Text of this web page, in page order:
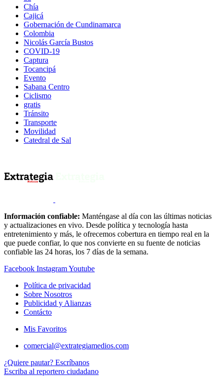
Chía
Cajicá
Gobernación de Cundinamarca
Colombia
Nicolás García Bustos
COVID-19
Captura
Tocancipá
Evento
Sabana Centro
Ciclismo
gratis
Tránsito
Transporte
Movilidad
Catedral de Sal
Información confiable: Manténgase al día con las últimas noticias
y actualizaciones en vivo. Desde política y tecnología hasta
entretenimiento y más, le ofrecemos cobertura en tiempo real en la
que puede confiar, lo que nos convierte en su fuente de noticias
confiable las 24 horas, los 7 días de la semana.
Facebook InstagramYoutube
Política de privacidad
Sobre Nosotros
Publicidad y Alianzas
Contácto
Mis Favoritos
comercial@extrategiamedios.com
¿Quiere pautar? Escríbanos
Escriba al reportero ciudadano